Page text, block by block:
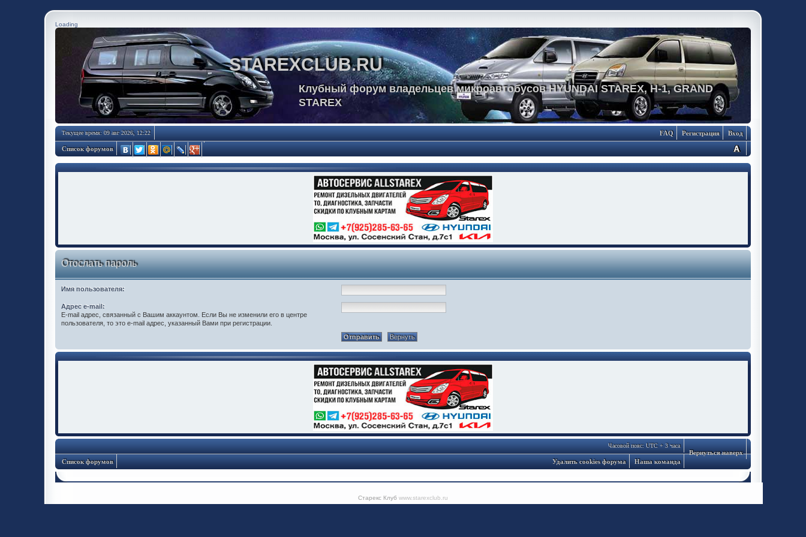
Loading
STAREXCLUB.RU
Клубный форум владельцев микроавтобусов HYUNDAI STAREX, H-1, GRAND
STAREX
Текущее время: 09 авг 2026, 12:22 Вход
Регистрация
FAQ
Список форумов
Отослать пароль
Имя пользователя:
Адрес e-mail:
E-mail адрес, связанный с Вашим аккаунтом. Если Вы не изменили его в центре
пользователя, то это e-mail адрес, указанный Вами при регистрации.
Вернуться наверх
Часовой пояс: UTC + 3 часа
Список форумов Наша команда
Удалить cookies форума
Старекс Клуб www.starexclub.ru